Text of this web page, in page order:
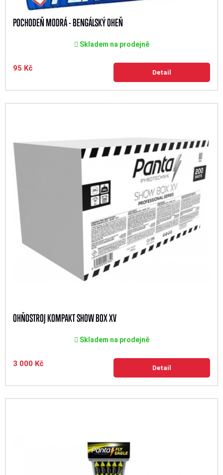
POCHODEŇ MODRÁ - BENGÁLSKÝ OHEŇ
Skladem na prodejně
95 Kč Detail
OHŇOSTROJ KOMPAKT SHOW BOX XV
Skladem na prodejně
3 000 Kč Detail